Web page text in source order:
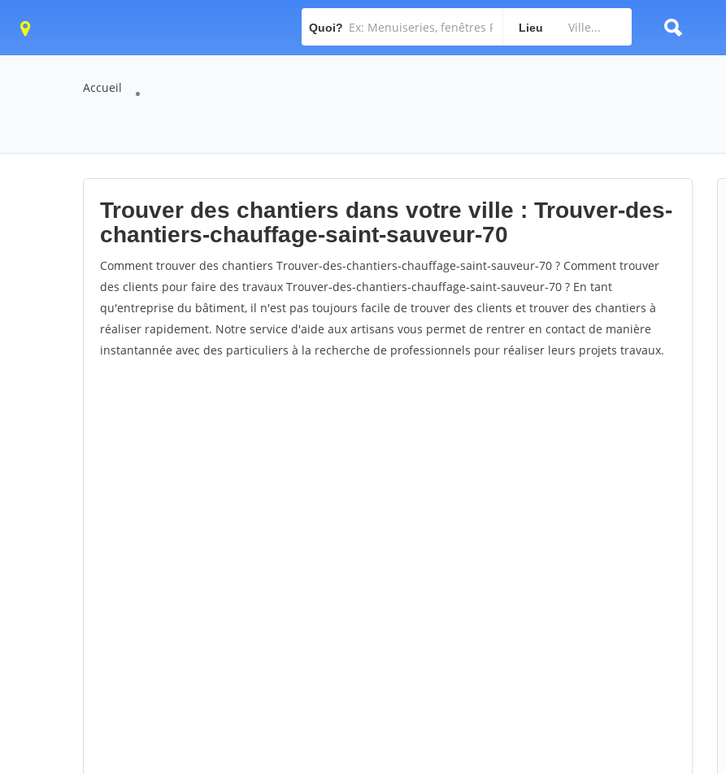
Quoi? Lieu
Accueil
Trouver des chantiers dans votre ville : Trouver-des-
chantiers-chauffage-saint-sauveur-70
Comment trouver des chantiers Trouver-des-chantiers-chauffage-saint-sauveur-70 ? Comment trouver
des clients pour faire des travaux Trouver-des-chantiers-chauffage-saint-sauveur-70 ? En tant
qu'entreprise du bâtiment, il n'est pas toujours facile de trouver des clients et trouver des chantiers à
réaliser rapidement. Notre service d'aide aux artisans vous permet de rentrer en contact de manière
instantannée avec des particuliers à la recherche de professionnels pour réaliser leurs projets travaux.